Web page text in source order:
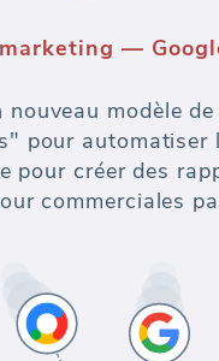
—
modèle
pour automatiser
pour créer des
commerciales